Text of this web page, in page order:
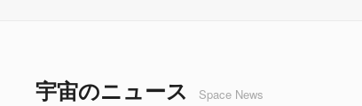
宇宙のニュース Space News